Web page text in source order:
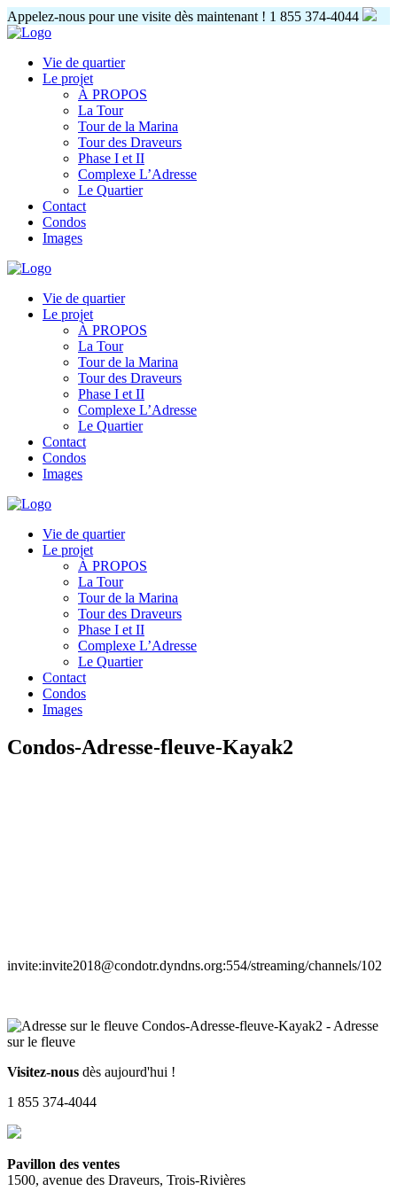
Appelez-nous pour une visite dès maintenant ! 1 855 374-4044
Vie de quartier
Le projet
À PROPOS
La Tour
Tour de la Marina
Tour des Draveurs
Phase I et II
Complexe L’Adresse
Le Quartier
Contact
Condos
Images
Vie de quartier
Le projet
À PROPOS
La Tour
Tour de la Marina
Tour des Draveurs
Phase I et II
Complexe L’Adresse
Le Quartier
Contact
Condos
Images
Vie de quartier
Le projet
À PROPOS
La Tour
Tour de la Marina
Tour des Draveurs
Phase I et II
Complexe L’Adresse
Le Quartier
Contact
Condos
Images
Condos-Adresse-fleuve-Kayak2
invite:invite2018@condotr.dyndns.org:554/streaming/channels/102
Visitez-nous dès aujourd'hui !
1 855 374-4044
Pavillon des ventes
1500, avenue des Draveurs, Trois-Rivières